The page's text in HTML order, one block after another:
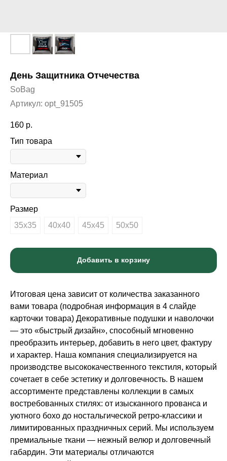
День Защитника Отчечества
SoBag
Артикул: opt_91505
160 р.
Тип товара
Материал
Размер
35х35
40х40 45х45 50х50
Добавить в корзину
Итоговая цена зависит от количества заказанного
вами товара (подробная информация в 4 слайде
карточки товара) Декоративные подушки и наволочки
— это «быстрый дизайн», способный мгновенно
преобразить интерьер, добавить в него цвет, фактуру
и характер. Наша компания специализируется на
производстве высококачественного текстиля, который
сочетает в себе эстетику и долговечность. В нашем
ассортименте представлены коллекции в самых
востребованных стилях: от изысканного прованса и
уютного бохо до ностальгической ретро-классики и
лимитированных праздничных серий. Мы используем
премиальные ткани — нежный велюр и долговечный
габардин. Эти материалы отличаются